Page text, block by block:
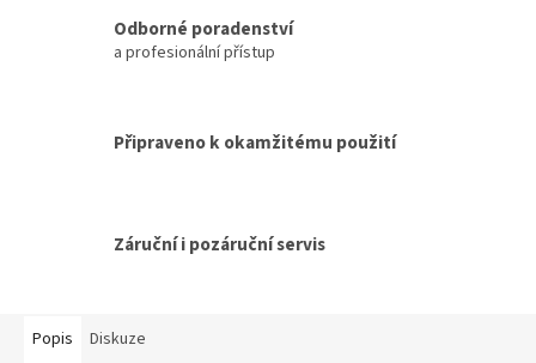
Odborné poradenství
a profesionální přístup
Připraveno k okamžitému použití
Záruční i pozáruční servis
Popis Diskuze